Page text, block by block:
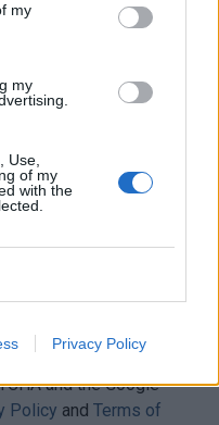
my
my
Use,
of my
with the
Privacy Policy
is protected by
and the Google
Policy and Terms of